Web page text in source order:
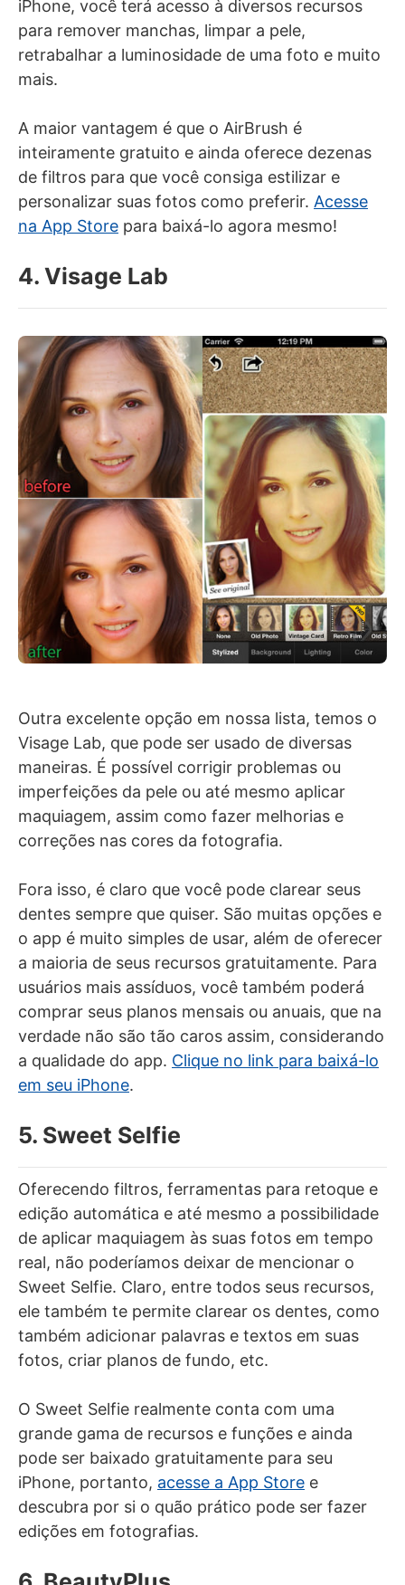
iPhone, você terá acesso à diversos recursos
para remover manchas, limpar a pele,
retrabalhar a luminosidade de uma foto e muito
mais.
A maior vantagem é que o AirBrush é
inteiramente gratuito e ainda oferece dezenas
de filtros para que você consiga estilizar e
personalizar suas fotos como preferir. Acesse
na App Store para baixá-lo agora mesmo!
4. Visage Lab
Outra excelente opção em nossa lista, temos o
Visage Lab, que pode ser usado de diversas
maneiras. É possível corrigir problemas ou
imperfeições da pele ou até mesmo aplicar
maquiagem, assim como fazer melhorias e
correções nas cores da fotografia.
Fora isso, é claro que você pode clarear seus
dentes sempre que quiser. São muitas opções e
o app é muito simples de usar, além de oferecer
a maioria de seus recursos gratuitamente. Para
usuários mais assíduos, você também poderá
comprar seus planos mensais ou anuais, que na
verdade não são tão caros assim, considerando
a qualidade do app. Clique no link para baixá-lo
em seu iPhone.
5. Sweet Selfie
Oferecendo filtros, ferramentas para retoque e
edição automática e até mesmo a possibilidade
de aplicar maquiagem às suas fotos em tempo
real, não poderíamos deixar de mencionar o
Sweet Selfie. Claro, entre todos seus recursos,
ele também te permite clarear os dentes, como
também adicionar palavras e textos em suas
fotos, criar planos de fundo, etc.
O Sweet Selfie realmente conta com uma
grande gama de recursos e funções e ainda
pode ser baixado gratuitamente para seu
iPhone, portanto, acesse a App Store e
descubra por si o quão prático pode ser fazer
edições em fotografias.